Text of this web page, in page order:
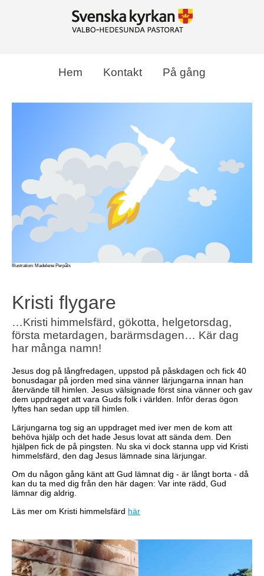
Hem Kontakt På gång
Illustration: Madelene Perpåls
Kristi flygare
…Kristi himmelsfärd, gökotta, helgetorsdag,
första metardagen, barärmsdagen… Kär dag
har många namn!
Jesus dog på långfredagen, uppstod på påskdagen och fick 40
bonusdagar på jorden med sina vänner lärjungarna innan han
återvände till himlen. Jesus välsignade först sina vänner och gav
dem uppdraget att vara Guds folk i världen. Inför deras ögon
lyftes han sedan upp till himlen.
Lärjungarna tog sig an uppdraget med iver men de kom att
behöva hjälp och det hade Jesus lovat att sända dem. Den
hjälpen fick de på pingsten. Nu ska vi dock stanna upp vid Kristi
himmelsfärd, den dag Jesus lämnade sina lärjungar.
Om du någon gång känt att Gud lämnat dig - är långt borta - då
kan du ta med dig från den här dagen: Var inte rädd, Gud
lämnar dig aldrig.
Läs mer om Kristi himmelsfärd här